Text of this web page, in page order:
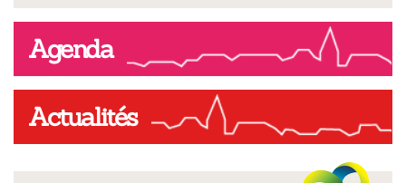
Agenda
Actualités